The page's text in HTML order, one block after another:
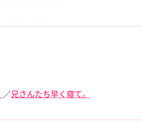
／兄さんたち早く寝て。